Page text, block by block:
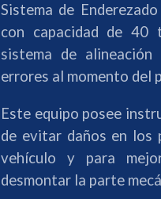
Sistema de
con capacidad de 40
sistema de
errores al momento del
Este equipo posee
de evitar daños en los
vehículo y para
desmontar la parte